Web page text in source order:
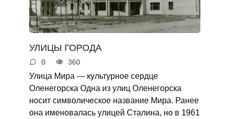
УЛИЦЫ ГОРОДА
0 360
Улица Мира — культурное сердце
Оленегорска Одна из улиц Оленегорска
носит символическое название Мира. Ранее
она именовалась улицей Сталина, но в 1961